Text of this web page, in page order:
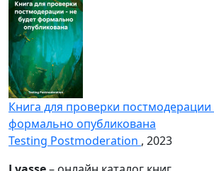
Книга для проверки постмодерации
формально опубликована
Testing Postmoderation , 2023